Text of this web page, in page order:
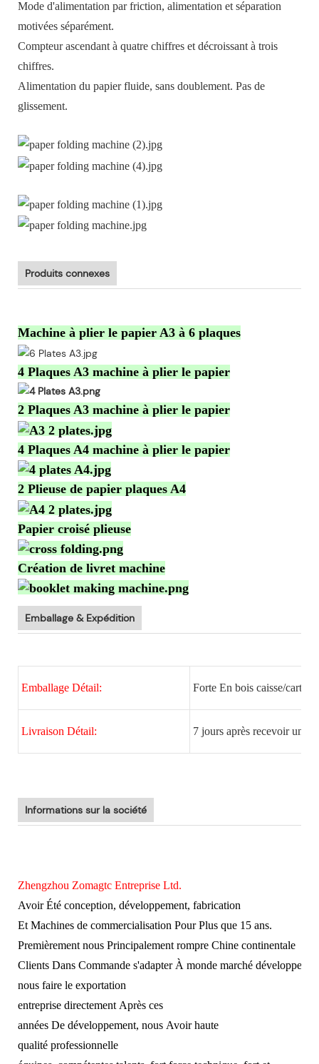
Mode d'alimentation par friction, alimentation et séparation
motivées séparément.
Compteur ascendant à quatre chiffres et décroissant à trois
chiffres.
Alimentation du papier fluide, sans doublement. Pas de
glissement.
Produits connexes
Machine à plier le papier A3 à 6 plaques
4 Plaques A3 machine à plier le papier
2 Plaques A3 machine à plier le papier
4 Plaques A4 machine à plier le papier
2 Plieuse de papier plaques A4
Papier croisé plieuse
Création de livret machine
Emballage & Expédition
Emballage Détail: Forte En bois caisse/cartons
Livraison Détail: 7 jours après recevoir un
Informations sur la société
Zhengzhou Zomagtc Entreprise Ltd.
Avoir Été conception, développement, fabrication
Et Machines de commercialisation Pour Plus que 15 ans.
Premièrement nous Principalement rompre Chine continentale
Clients Dans Commande s'adapter À monde marché
nous faire le exportation
entreprise directement Après ces
années De développement, nous Avoir haute
qualité professionnelle